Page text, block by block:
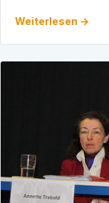
Weiterlesen →